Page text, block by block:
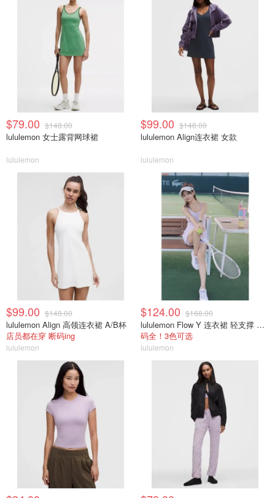
$79.00 $148.00
lululemon 女士露背网球裙
lululemon
$99.00 $148.00
lululemon Align连衣裙 女款
lululemon
$99.00 $148.00
lululemon Align 高领连衣裙 A/B杯
店员都在穿 断码ing
lululemon
$124.00 $168.00
lululemon Flow Y 连衣裙 轻支撑 B/C杯
码全！3色可选
lululemon